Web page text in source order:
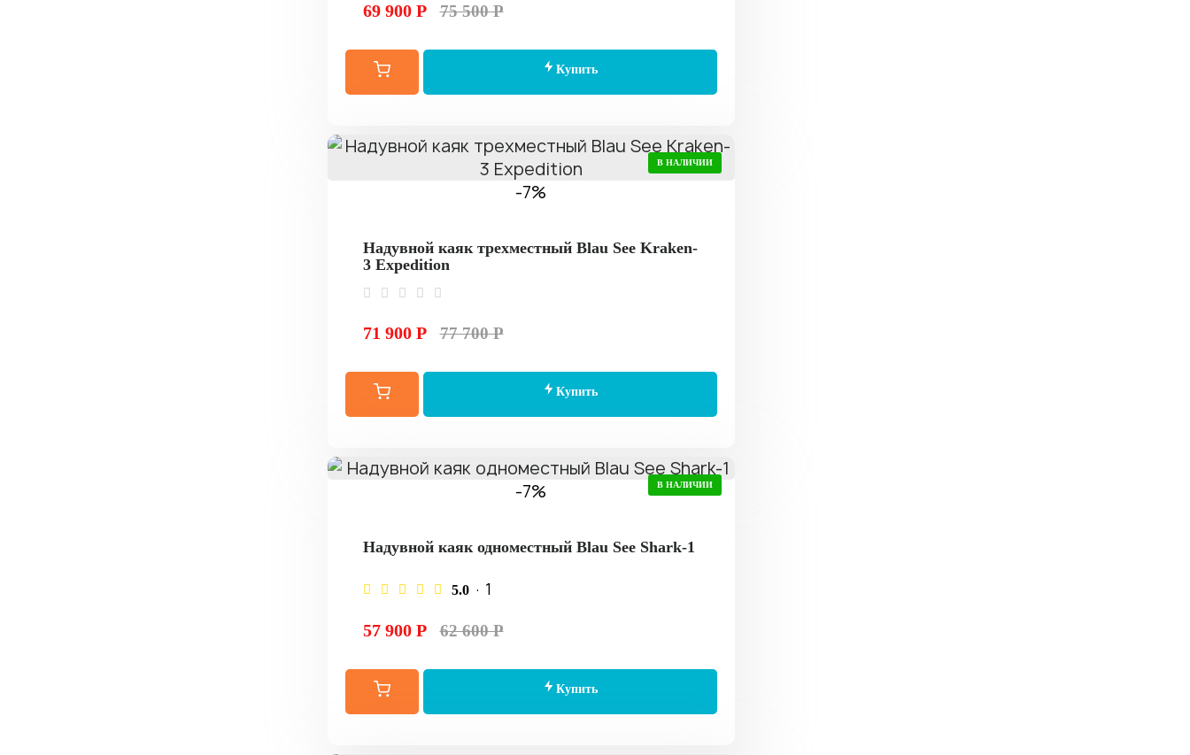
69 900 Р 75 500 Р
Купить
-7%
В НАЛИЧИИ
Надувной каяк трехместный Blau See Kraken-
3 Expedition
71 900 Р 77 700 Р
Купить
-7% В НАЛИЧИИ
Надувной каяк одноместный Blau See Shark-1
5.0 · 1
57 900 Р 62 600 Р
Купить